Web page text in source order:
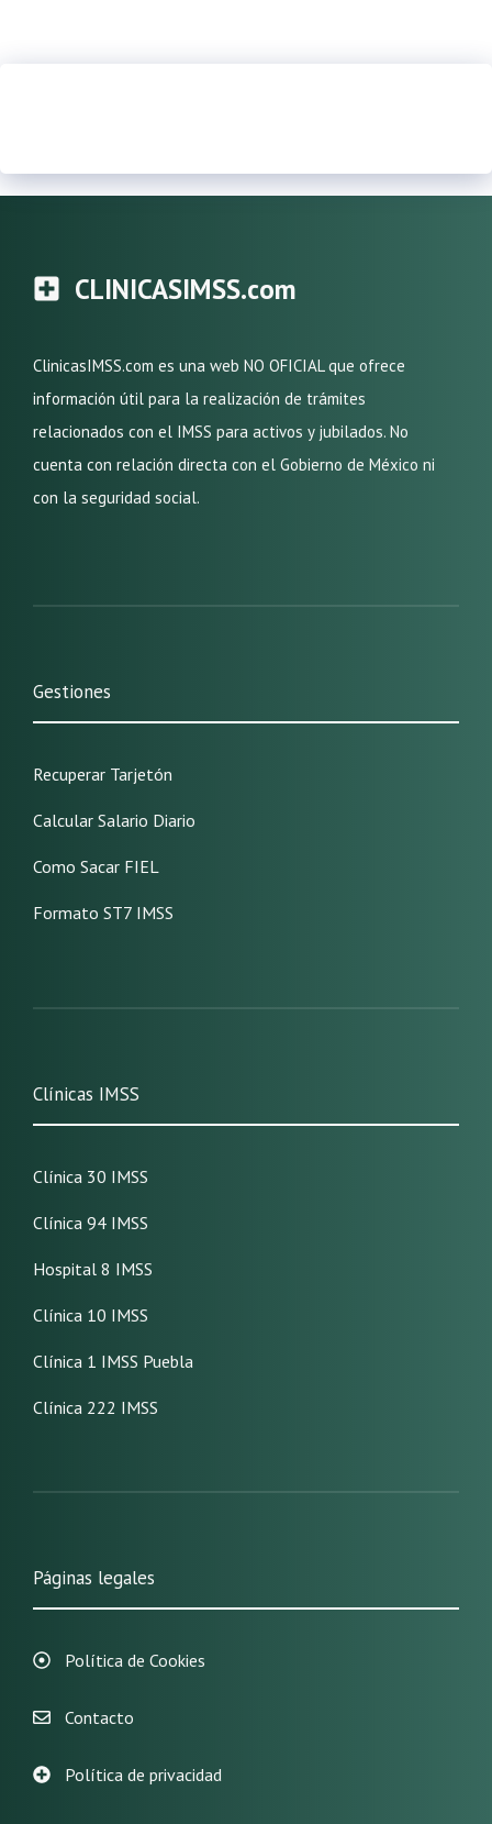
CLINICASIMSS.com
ClinicasIMSS.com es una web NO OFICIAL que ofrece
información útil para la realización de trámites
relacionados con el IMSS para activos y jubilados. No
cuenta con relación directa con el Gobierno de México ni
con la seguridad social.
Gestiones
Recuperar Tarjetón
Calcular Salario Diario
Como Sacar FIEL
Formato ST7 IMSS
Clínicas IMSS
Clínica 30 IMSS
Clínica 94 IMSS
Hospital 8 IMSS
Clínica 10 IMSS
Clínica 1 IMSS Puebla
Clínica 222 IMSS
Páginas legales
Política de Cookies
Contacto
Política de privacidad